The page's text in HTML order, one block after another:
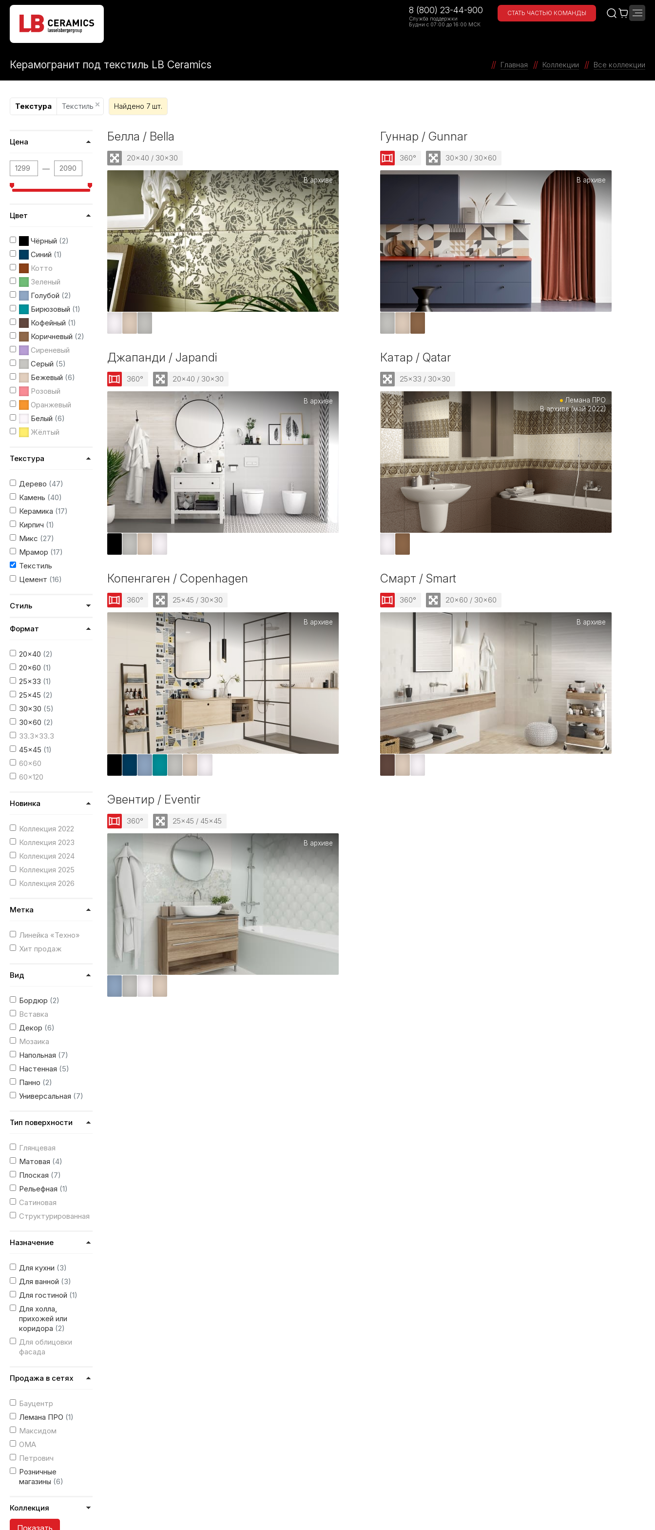
8 (800) 23-44-900
Служба поддержки
Будни с 07:00 до 16:00 МСК
СТАТЬ ЧАСТЬЮ КОМАНДЫ
Керамогранит под текстиль LB Ceramics Главная Коллекции Все коллекции
Текстура Текстиль Найдено 7 шт.
Белла / Bella
20x40 / 30x30
В архиве
Гуннар / Gunnar
360° 30x30 / 30x60
В архиве
Джапанди / Japandi
360° 20x40 / 30x30
В архиве
Катар / Qatar
25x33 / 30x30
Лемана ПРО
В архиве (май 2022)
Копенгаген / Copenhagen
360° 25x45 / 30x30
В архиве
Смарт / Smart
360° 20x60 / 30x60
В архиве
Эвентир / Eventir
360° 25x45 / 45x45
В архиве
Цена
—
Цвет
Чёрный (2)
Синий (1)
Котто
Зеленый
Голубой (2)
Бирюзовый (1)
Кофейный (1)
Коричневый (2)
Сиреневый
Серый (5)
Бежевый (6)
Розовый
Оранжевый
Белый (6)
Жёлтый
Текстура
Дерево (47)
Камень (40)
Керамика (17)
Кирпич (1)
Микс (27)
Мрамор (17)
Текстиль
Цемент (16)
Стиль
Формат
20x40 (2)
20x60 (1)
25x33 (1)
25x45 (2)
30x30 (5)
30x60 (2)
33.3x33.3
45x45 (1)
60x60
60x120
Новинка
Коллекция 2022
Коллекция 2023
Коллекция 2024
Коллекция 2025
Коллекция 2026
Метка
Линейка «Техно»
Хит продаж
Вид
Бордюр (2)
Вставка
Декор (6)
Мозаика
Напольная (7)
Настенная (5)
Панно (2)
Универсальная (7)
Тип поверхности
Глянцевая
Матовая (4)
Плоская (7)
Рельефная (1)
Сатиновая
Структурированная
Назначение
Для кухни (3)
Для ванной (3)
Для гостиной (1)
Для холла,
прихожей или
коридора (2)
Для облицовки
фасада
Продажа в сетях
Бауцентр
Лемана ПРО (1)
Максидом
ОМА
Петрович
Розничные
магазины (6)
Коллекция